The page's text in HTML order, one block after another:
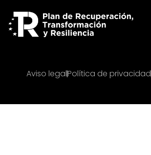
Aviso legalPolítica de privacidad